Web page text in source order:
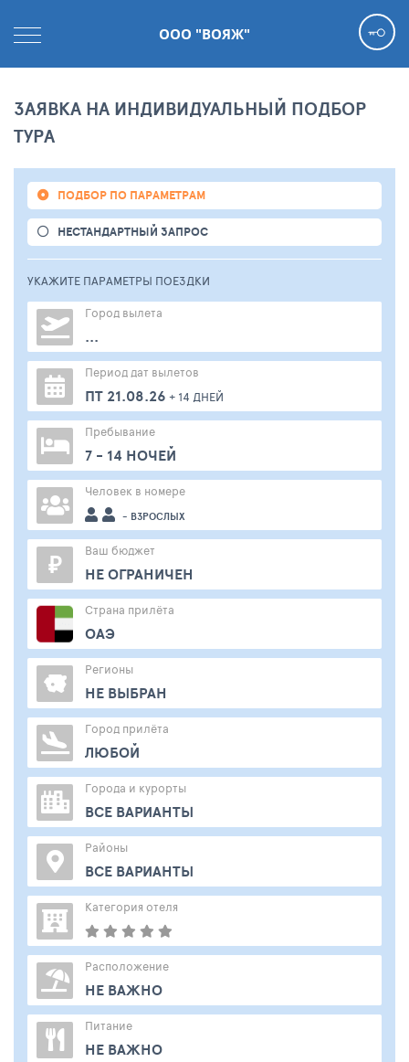
ООО "ВОЯЖ"
ЗАЯВКА НА ИНДИВИДУАЛЬНЫЙ ПОДБОР
ТУРА
ПОДБОР ПО ПАРАМЕТРАМ
НЕСТАНДАРТНЫЙ ЗАПРОС
УКАЖИТЕ ПАРАМЕТРЫ ПОЕЗДКИ
Город вылета
...
Период дат вылетов
ПТ 21.08.26 + 14 ДНЕЙ
Пребывание
7 - 14 НОЧЕЙ
Человек в номере
- ВЗРОСЛЫХ
₽ Ваш бюджет
НЕ ОГРАНИЧЕН
Страна прилёта
ОАЭ
Регионы
НЕ ВЫБРАН
Город прилёта
ЛЮБОЙ
Города и курорты
ВСЕ ВАРИАНТЫ
Районы
ВСЕ ВАРИАНТЫ
Категория отеля
Расположение
НЕ ВАЖНО
Питание
НЕ ВАЖНО